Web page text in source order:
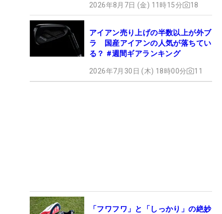
2026年8月7日 (金) 11時15分 18
アイアン売り上げの半数以上が外ブ
ラ 国産アイアンの人気が落ちてい
る？ #週間ギアランキング
2026年7月30日 (木) 18時00分 11
「フワフワ」と「しっかり」の絶妙